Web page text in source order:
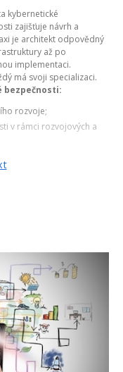
kybernetické
zajišťuje návrh a
je architekt odpovědný
až po
implementaci.
má svoji specializaci.
bezpečnosti:
rozvoje;
v rámci rozvojových a
rizikům
licence, HW, technická
reakcí na
bezpečnostních
se soustředí na to, „co to
bezpečnost“, respektive